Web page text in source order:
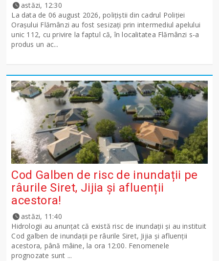
astăzi, 12:30
La data de 06 august 2026, polițiștii din cadrul Poliției
Orașului Flămânzi au fost sesizați prin intermediul apelului
unic 112, cu privire la faptul că, în localitatea Flămânzi s-a
produs un ac...
Cod Galben de risc de inundații pe
râurile Siret, Jijia și afluenții
acestora!
astăzi, 11:40
Hidrologii au anunțat că există risc de inundații și au instituit
Cod galben de inundații pe râurile Siret, Jijia și afluenții
acestora, până mâine, la ora 12:00. Fenomenele
prognozate sunt ...